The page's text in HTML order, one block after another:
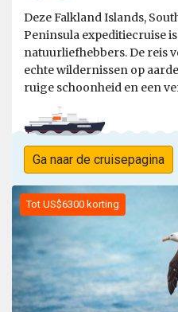
Deze Falkland Islands,
Peninsula expeditiecruise
natuurliefhebbers. De reis
echte wildernissen op
ruige schoonheid en een
Ga naar de cruisepagina
Tot US$6300 korting